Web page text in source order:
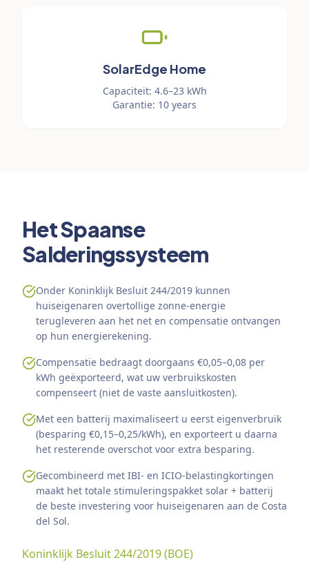
SolarEdge Home
Capaciteit: 4.6–23 kWh
Garantie: 10 years
Het Spaanse
Salderingssysteem
Onder Koninklijk Besluit 244/2019 kunnen
huiseigenaren overtollige zonne-energie
terugleveren aan het net en compensatie ontvangen
op hun energierekening.
Compensatie bedraagt doorgaans €0,05–0,08 per
kWh geëxporteerd, wat uw verbruikskosten
compenseert (niet de vaste aansluitkosten).
Met een batterij maximaliseert u eerst eigenverbruik
(besparing €0,15–0,25/kWh), en exporteert u daarna
het resterende overschot voor extra besparing.
Gecombineerd met IBI- en ICIO-belastingkortingen
maakt het totale stimuleringspakket solar + batterij
de beste investering voor huiseigenaren aan de Costa
del Sol.
Koninklijk Besluit 244/2019 (BOE)